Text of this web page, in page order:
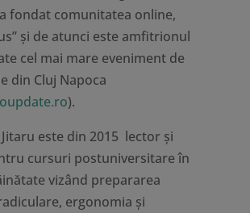
fondat comunitatea online,
și de atunci este amfitrionul
cel mai mare eveniment de
din Cluj Napoca
).
este din 2015 lector şi
cursuri postuniversitare în
vizând prepararea
ergonomia şi